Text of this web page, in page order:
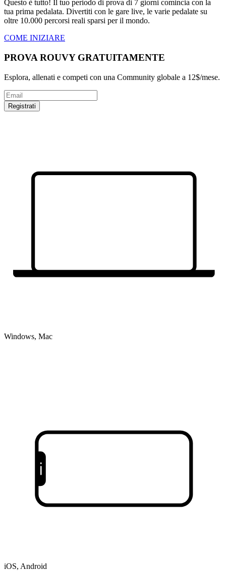
Questo è tutto! Il tuo periodo di prova di 7 giorni comincia con la
tua prima pedalata. Divertiti con le gare live, le varie pedalate su
oltre 10.000 percorsi reali sparsi per il mondo.
COME INIZIARE
PROVA ROUVY GRATUITAMENTE
Esplora, allenati e competi con una Community globale a 12$/mese.
Registrati
Windows, Mac
iOS, Android